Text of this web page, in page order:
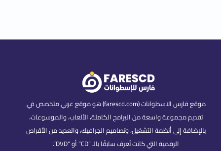
موقع فارس الاسطوانات (farescd.com) هو موقع عربي متخصص في
تقديم مجموعة واسعة من البرامج الكاملة، الألعاب، والموسوعات،
بالإضافة إلى أنظمة التشغيل، وتصاميم الجرافيك، والعديد من الأقراص
الرقمية التي كانت تُعرف سابقًا بالـ “CD” أو “DVD”.